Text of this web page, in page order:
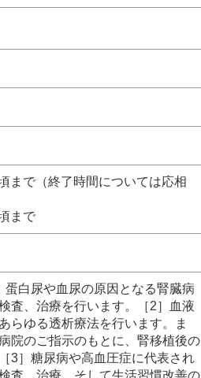
で（終了時間については応相
まで
白尿や血尿の原因となる腎臓病
査、治療を行います。［2］血液
らゆる透析療法を行います。ま
院のご指示のもとに、腎移植後の
3］糖尿病や高血圧症に代表され